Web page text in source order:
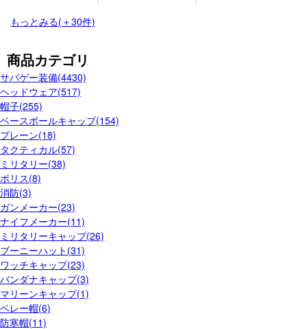
もっとみる(＋30件)
商品カテゴリ
サバゲー装備(4430)
ヘッドウェア(517)
帽子(255)
ベースボールキャップ(154)
プレーン(18)
タクティカル(57)
ミリタリー(38)
ポリス(8)
消防(3)
ガンメーカー(23)
ナイフメーカー(11)
ミリタリーキャップ(26)
ブーニーハット(31)
ワッチキャップ(23)
バンダナキャップ(3)
マリーンキャップ(1)
ベレー帽(6)
防寒帽(11)